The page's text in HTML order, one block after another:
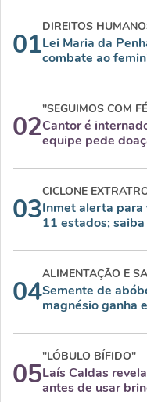
01
DIREITOS
Lei Maria da
combate ao
02
"SEGUIMOS COM
Cantor é
equipe pede
03
CICLONE
Inmet alerta para
11 estados;
04
ALIMENTAÇÃO E
Semente de
magnésio ganha
05
"LÓBULO BÍFIDO"
Laís Caldas
antes de usar